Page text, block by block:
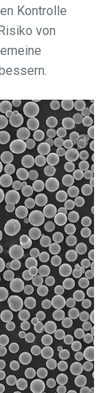
Kontrolle
von